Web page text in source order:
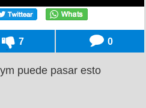
7 0
puede pasar esto